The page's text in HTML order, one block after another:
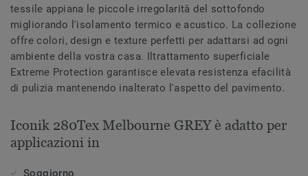
tessile appiana le piccole irregolarità del sottofondo
migliorando l'isolamento termico e acustico. La collezione
offre colori, design e texture perfetti per adattarsi ad ogni
ambiente della vostra casa. Iltrattamento superficiale
Extreme Protection garantisce elevata resistenza efacilità
di pulizia mantenendo inalterato l'aspetto del pavimento.
Iconik 280Tex Melbourne GREY è adatto per
applicazioni in
Soggiorno